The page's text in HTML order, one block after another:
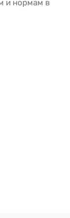
и нормам в